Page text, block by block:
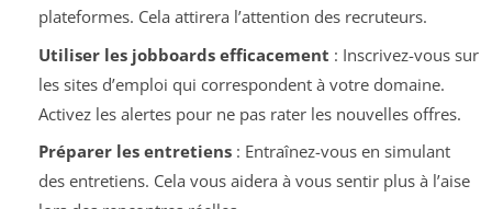
plateformes. Cela attirera l’attention des recruteurs.
Utiliser les jobboards efficacement : Inscrivez-vous sur
les sites d’emploi qui correspondent à votre domaine.
Activez les alertes pour ne pas rater les nouvelles offres.
Préparer les entretiens: Entraînez-vous en simulant
des entretiens. Cela vous aidera à vous sentir plus à l’aise